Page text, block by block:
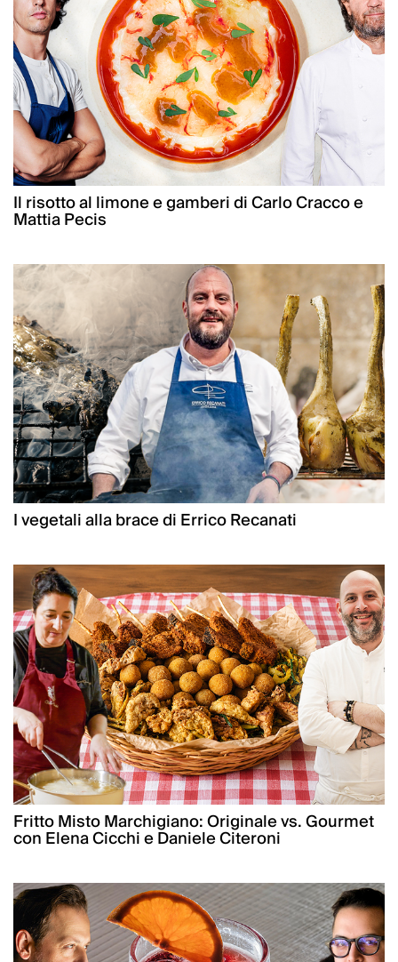
Il risotto al limone e gamberi di Carlo Cracco e
Mattia Pecis
I vegetali alla brace di Errico Recanati
Fritto Misto Marchigiano: Originale vs. Gourmet
con Elena Cicchi e Daniele Citeroni